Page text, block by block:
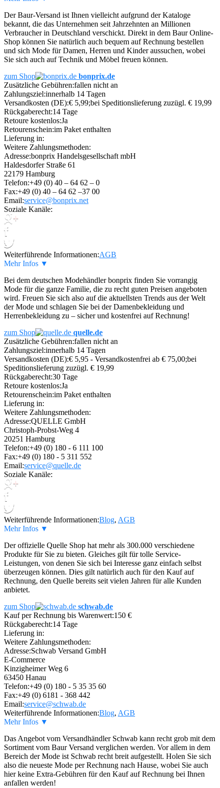
Der Baur-Versand ist Ihnen vielleicht aufgrund der Kataloge
bekannt, die das Unternehmen seit Jahrzehnten an Millionen
Verbraucher in Deutschland verschickt. Direkt in dem Baur Online-
Shop können Sie natürlich auch bequem auf Rechnung bestellen
und sich Mode für Damen, Herren und Kinder aussuchen, wobei
Sie sich auch auf Technik und Möbel freuen können.
zum Shop
bonprix.de
Zusätzliche Gebühren:fallen nicht an
Zahlungsziel:innerhalb 14 Tagen
Versandkosten (DE):€ 5,99;bei Speditionslieferung zuzügl. € 19,99
Rückgaberecht:14 Tage
Retoure kostenlos:Ja
Retourenschein:im Paket enthalten
Lieferung in:
Weitere Zahlungsmethoden:
Adresse:bonprix Handelsgesellschaft mbH
Haldesdorfer Straße 61
22179 Hamburg
Telefon:+49 (0) 40 – 64 62 – 0
Fax:+49 (0) 40 – 64 62 –37 00
Email:service@bonprix.net
Soziale Kanäle:
Weiterführende Informationen:AGB
Mehr Infos ▼
Bei dem deutschen Modehändler bonprix finden Sie vorrangig
Mode für die ganze Familie, die zu recht guten Preisen angeboten
wird. Freuen Sie sich also auf die aktuellsten Trends aus der Welt
der Mode und schlagen Sie bei der Damenbekleidung und
Herrenbekleidung zu – sicher und kostenfrei auf Rechnung!
zum Shop
quelle.de
Zusätzliche Gebühren:fallen nicht an
Zahlungsziel:innerhalb 14 Tagen
Versandkosten (DE):€ 5,95 - Versandkostenfrei ab € 75,00;bei
Speditionslieferung zuzügl. € 19,99
Rückgaberecht:30 Tage
Retoure kostenlos:Ja
Retourenschein:im Paket enthalten
Lieferung in:
Weitere Zahlungsmethoden:
Adresse:QUELLE GmbH
Christoph-Probst-Weg 4
20251 Hamburg
Telefon:+49 (0) 180 - 6 111 100
Fax:+49 (0) 180 - 5 311 552
Email:service@quelle.de
Soziale Kanäle:
Weiterführende Informationen:Blog, AGB
Mehr Infos ▼
Der offizielle Quelle Shop hat mehr als 300.000 verschiedene
Produkte für Sie zu bieten. Gleiches gilt für tolle Service-
Leistungen, von denen Sie sich bei Interesse ganz einfach selbst
überzeugen können. Dies gilt natürlich auch für den Kauf auf
Rechnung, den Quelle bereits seit vielen Jahren für alle Kunden
anbietet.
zum Shop
schwab.de
Kauf per Rechnung bis Warenwert:150 €
Rückgaberecht:14 Tage
Lieferung in:
Weitere Zahlungsmethoden:
Adresse:Schwab Versand GmbH
E-Commerce
Kinzigheimer Weg 6
63450 Hanau
Telefon:+49 (0) 180 - 5 35 35 60
Fax:+49 (0) 6181 - 368 442
Email:service@schwab.de
Weiterführende Informationen:Blog, AGB
Mehr Infos ▼
Das Angebot vom Versandhändler Schwab kann recht grob mit dem
Sortiment vom Baur Versand verglichen werden. Vor allem in dem
Bereich der Mode ist Schwab recht breit aufgestellt. Holen Sie sich
also die neueste Mode per Rechnung nach Hause, wobei Sie auch
hier keine Extra-Gebühren für den Kauf auf Rechnung bei Ihnen
anfallen werden!